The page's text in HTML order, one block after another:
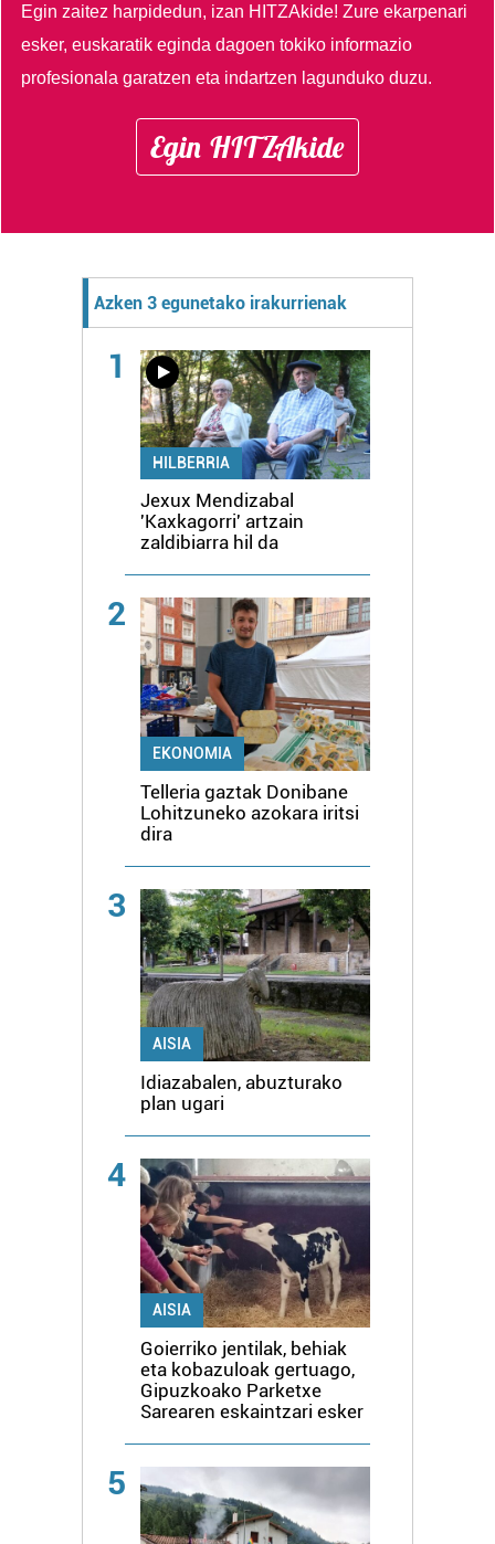
Egin zaitez harpidedun, izan HITZAkide!Zure ekarpenari
esker, euskaratik eginda dagoen tokiko informazio
profesionala garatzen eta indartzen lagunduko duzu.
Egin HITZAkide
Azken 3 egunetako irakurrienak
1
HILBERRIA
Jexux Mendizabal
'Kaxkagorri' artzain
zaldibiarra hil da
2
EKONOMIA
Telleria gaztak Donibane
Lohitzuneko azokara iritsi
dira
3
AISIA
Idiazabalen, abuzturako
plan ugari
4
AISIA
Goierriko jentilak, behiak
eta kobazuloak gertuago,
Gipuzkoako Parketxe
Sarearen eskaintzari esker
5